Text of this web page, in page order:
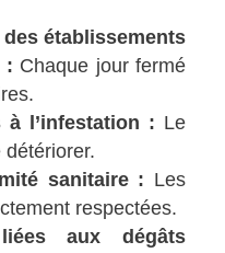
établissements
: Chaque jour fermé
l’infestation : Le
sanitaire : Les
respectées.
aux dégâts